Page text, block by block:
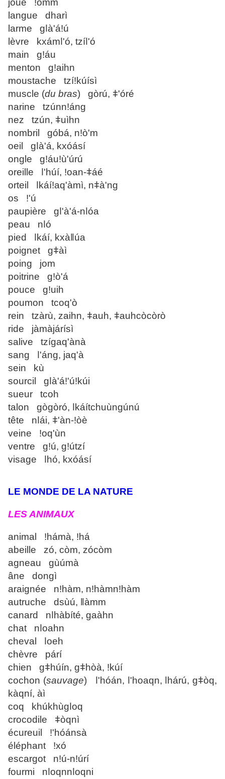
joue ǃomm
langue dharì
larme gǀà'áǃú
lèvre kxámǀ'ó, tzíǀ'ó
main gǃáu
menton gǃaihn
moustache tzíǃkúísì
muscle (du bras) gòrú, ǂ'óré
narine tzúnnǃáng
nez tzún, ǂuìhn
nombril góbá, nǃò'm
oeil gǀà'á, kxóásí
ongle gǃáuǃù'úrú
oreille ǀ'húí, ǃoan-ǂáé
orteil ǀkáíǃaq'àmì, nǂà'ng
os ǃ'ú
paupière gǀ'à'á-nǀóa
peau nǀó
pied ǀkáí, kxàǁúa
poignet gǂàì
poing jom
poitrine gǃò'á
pouce gǃuih
poumon tcoq'ò
rein tzàrù, zaihn, ǂauh, ǂauhcòcòrò
ride jàmàjárísì
salive tzígaq'ànà
sang ǀ'áng, jaq'à
sein kù
sourcil gǀà'áǃ'úǃkúi
sueur tcoh
talon gògòró, ǀkáítchuùngúnú
tête nǀái, ǂ'àn-ǃòè
veine ǃoq'ùn
ventre gǃú, gǃútzí
visage ǀhó, kxóásí
LE MONDE DE LA NATURE
LES ANIMAUX
animal ǃhámà, ǃhá
abeille zó, còm, zócòm
agneau gùúmà
âne dongì
araignée nǃhàm, nǃhàmnǃhàm
autruche dsùú, ǁàmm
canard nǀhàbíté, gaàhn
chat nǀoahn
cheval ǀoeh
chèvre párí
chien gǂhúín, gǂhòà, ǃkúí
cochon (sauvage) ǀ'hóán, ǀ'hoaqn, ǀhárú, gǂòq,
kàqní, àì
coq khúkhùgǀoq
crocodile ǂòqnì
écureuil ǃ'hóánsà
éléphant ǃxó
escargot nǃú-nǃúrí
fourmi nǀoqnnǀoqni